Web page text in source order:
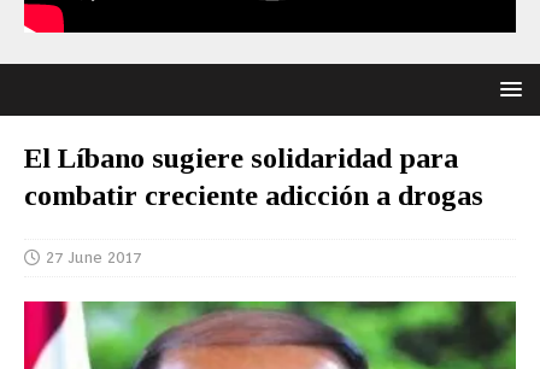
El Líbano sugiere solidaridad para
combatir creciente adicción a drogas
27 June 2017